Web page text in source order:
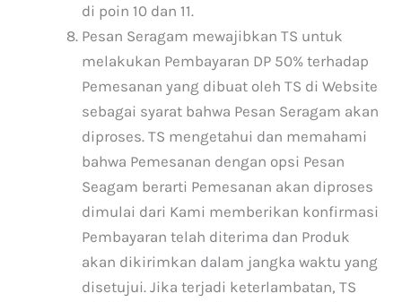
di poin 10 dan 11.
Pesan Seragam mewajibkan TS untuk
melakukan Pembayaran DP 50% terhadap
Pemesanan yang dibuat oleh TS di Website
sebagai syarat bahwa Pesan Seragam akan
diproses. TS mengetahui dan memahami
bahwa Pemesanan dengan opsi Pesan
Seagam berarti Pemesanan akan diproses
dimulai dari Kami memberikan konfirmasi
Pembayaran telah diterima dan Produk
akan dikirimkan dalam jangka waktu yang
disetujui. Jika terjadi keterlambatan, TS